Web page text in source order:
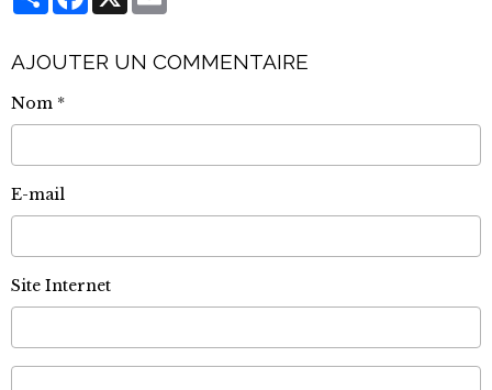
AJOUTER UN COMMENTAIRE
Nom
E-mail
Site Internet